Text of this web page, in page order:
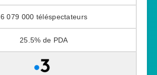
6 079 000
25.5%